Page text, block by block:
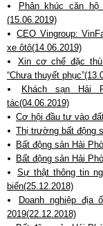
Phân khúc căn
(15.06.2019)
CEO Vingroup:
xe ôtô(14.06.2019)
Xin cơ chế đặc
“Chưa thuyết
Khách sạn Hải
tác(04.06.2019)
Cơ hội đầu tư vào
Thị trường bất động
Bất động sản Hải
Bất động sản Hải
Sự thật thông tin
biến(25.12.2018)
Doanh nghiệp
2019(22.12.2018)